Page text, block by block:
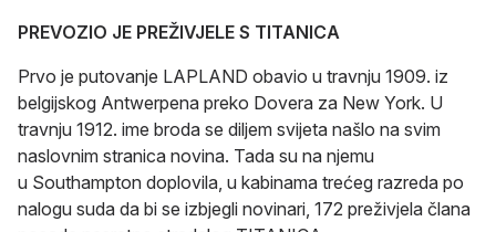
PREVOZIO JE PREŽIVJELE S TITANICA
Prvo je putovanje LAPLAND obavio u travnju 1909. iz
belgijskog Antwerpena preko Dovera za New York. U
travnju 1912. ime broda se diljem svijeta našlo na svim
naslovnim stranica novina. Tada su na njemu
u Southampton doplovila, u kabinama trećeg razreda po
nalogu suda da bi se izbjegli novinari, 172 preživjela člana